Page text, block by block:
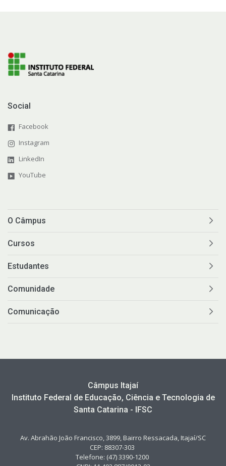
Social
Facebook
Instagram
LinkedIn
YouTube
O Câmpus
Cursos
Estudantes
Comunidade
Comunicação
Câmpus Itajaí
Instituto Federal de Educação, Ciência e Tecnologia de
Santa Catarina - IFSC
Av. Abrahão João Francisco, 3899, Bairro Ressacada, Itajaí/SC
CEP: 88307-303
Telefone: (47) 3390-1200